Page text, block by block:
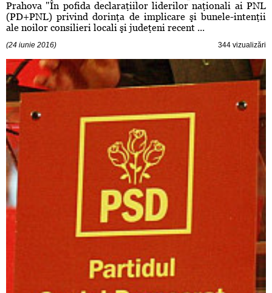
Prahova "În pofida declaraţiilor liderilor naţionali ai PNL
(PD+PNL) privind dorinţa de implicare şi bunele-intenţii
ale noilor consilieri locali şi judeţeni recent ...
(24 iunie 2016) 344 vizualizări